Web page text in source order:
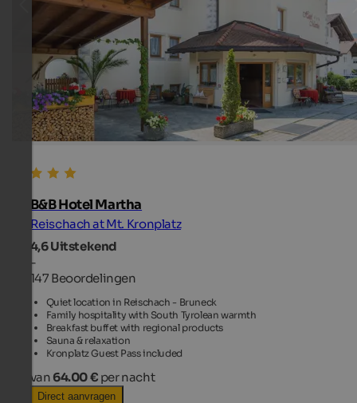
B&B Hotel Martha
Reischach at Mt. Kronplatz
4,6Uitstekend
-
147 Beoordelingen
Quiet location in Reischach - Bruneck
Family hospitality with South Tyrolean warmth
Breakfast buffet with regional products
Sauna & relaxation
Kronplatz Guest Pass included
van 64.00 € per nacht
Direct aanvragen